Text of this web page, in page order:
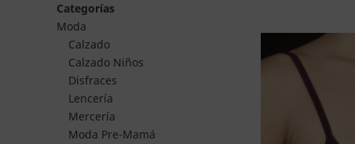
Categorías
Moda
Calzado
Calzado Niños
Disfraces
Lencería
Mercería
Moda Pre-Mamá